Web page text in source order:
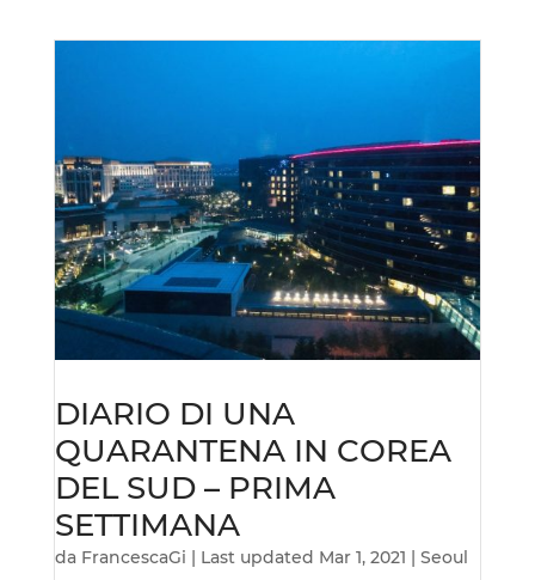
DIARIO DI UNA
QUARANTENA IN COREA
DEL SUD – PRIMA
SETTIMANA
da FrancescaGi Last updated Mar 1, 2021 Seoul